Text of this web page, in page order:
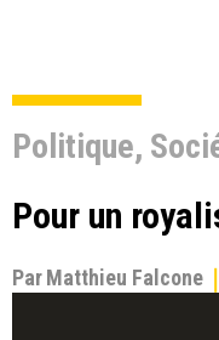
Politique,
Pour un
ParMatthieu Falcone